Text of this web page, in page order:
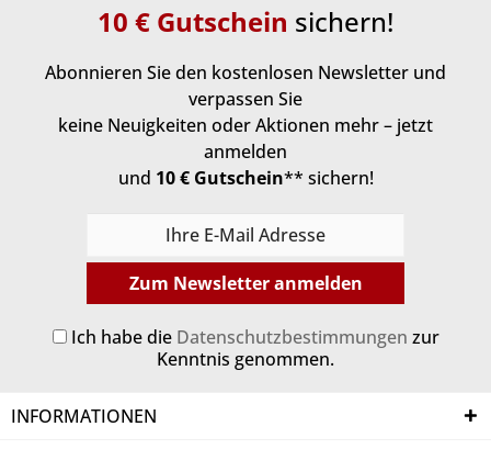
10 € Gutschein sichern!
Abonnieren Sie den kostenlosen Newsletter und
verpassen Sie
keine Neuigkeiten oder Aktionen mehr – jetzt
anmelden
und 10 € Gutschein** sichern!
Zum Newsletter anmelden
Ich habe die Datenschutzbestimmungen zur
Kenntnis genommen.
INFORMATIONEN